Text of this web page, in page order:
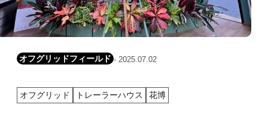
オフグリッドフィールド - 2025.07.02
オフグリッド トレーラーハウス 花博